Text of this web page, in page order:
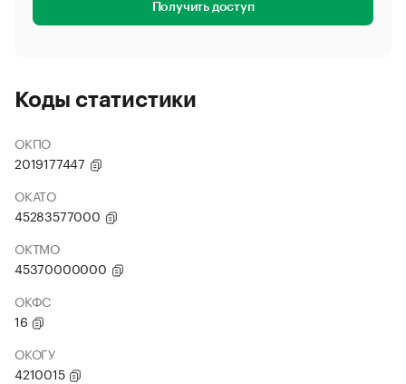
Получить доступ
Коды статистики
ОКПО
2019177447
ОКАТО
45283577000
ОКТМО
45370000000
ОКФС
16
ОКОГУ
4210015